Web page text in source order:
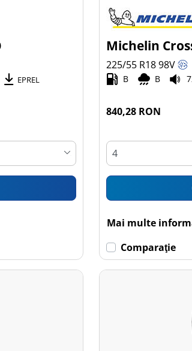
EPREL
Michelin
225/55 R1898V
B B
840,28 RON
Mai multe
Comparaţie